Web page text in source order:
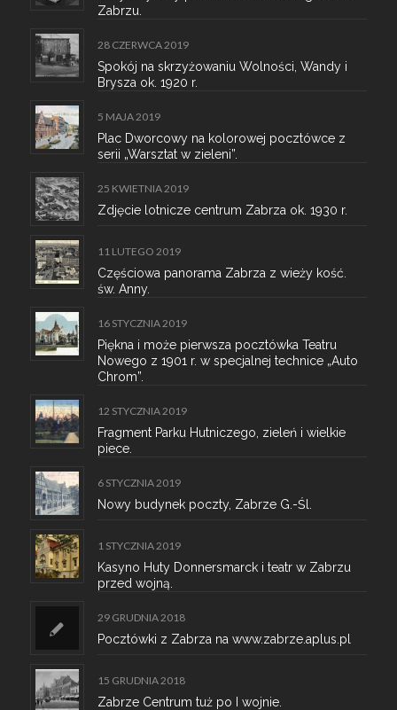
Zabrzu.
28 CZERWCA 2019
Spokój na skrzyżowaniu Wolności, Wandy i
Brysza ok. 1920 r.
5 MAJA 2019
Plac Dworcowy na kolorowej pocztówce z
serii „Warsztat w zieleni”.
25 KWIETNIA 2019
Zdjęcie lotnicze centrum Zabrza ok. 1930 r.
11 LUTEGO 2019
Częściowa panorama Zabrza z wieży kość.
św. Anny.
16 STYCZNIA 2019
Piękna i może pierwsza pocztówka Teatru
Nowego z 1901 r. w specjalnej technice „Auto
Chrom”.
12 STYCZNIA 2019
Fragment Parku Hutniczego, zieleń i wielkie
piece.
6 STYCZNIA 2019
Nowy budynek poczty, Zabrze G.-Śl.
1 STYCZNIA 2019
Kasyno Huty Donnersmarck i teatr w Zabrzu
przed wojną.
29 GRUDNIA 2018
Pocztówki z Zabrza na www.zabrze.aplus.pl
15 GRUDNIA 2018
Zabrze Centrum tuż po I wojnie.